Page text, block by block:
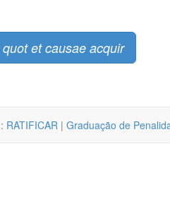
et causae acquir
RATIFICAR | Graduação de